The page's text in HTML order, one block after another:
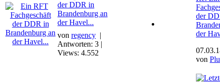
der DDR in
Brandenburg an
der Havel...
von regency |
Antworten: 3 |
Views: 4.552
der
der
von